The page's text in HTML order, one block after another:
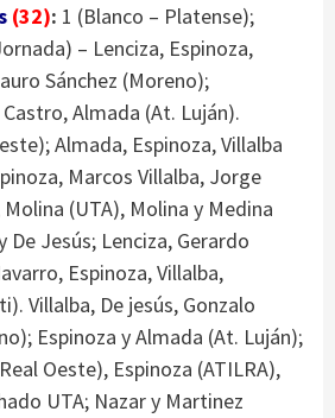
(32): 1 (Blanco – Platense);
– Lenciza, Espinoza,
Sánchez (Moreno);
Almada (At. Luján).
Almada, Espinoza, Villalba
Marcos Villalba, Jorge
(UTA), Molina y Medina
De Jesús; Lenciza, Gerardo
Espinoza, Villalba,
Villalba, De jesús, Gonzalo
Espinoza y Almada (At. Luján);
Oeste), Espinoza (ATILRA),
UTA; Nazar y Martinez